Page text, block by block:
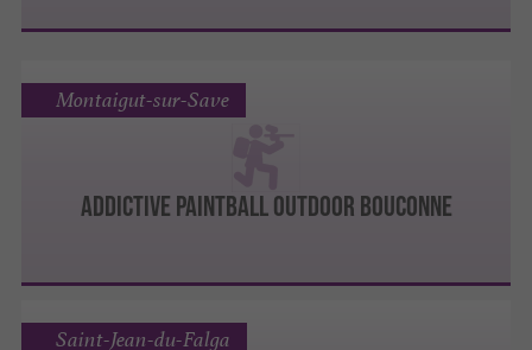
ADDICTIVE PAINTBALL OUTDOOR BOUCONNE
Montaigut-sur-Save
Saint-Jean-du-Falga